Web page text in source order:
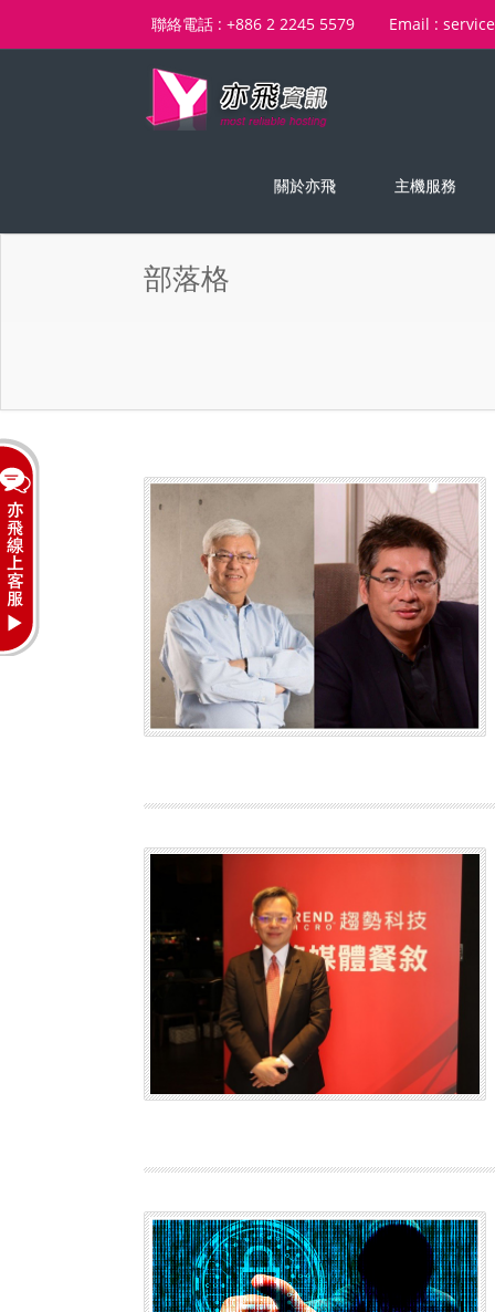
聯絡電話 : +886 2 2245 5579 Email :
關於亦飛 主機服務
部落格